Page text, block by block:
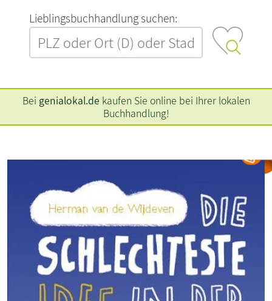
L‍i‍e‍b‍l‍i‍n‍g‍s‍b‍u‍c‍h‍h‍a‍n‍d‍l‍u‍n‍g‍ ‍s‍u‍c‍h‍e‍n‍:‍
Bei genialokal.de kaufen Sie online bei Ihrer lokalen
Buchhandlung!